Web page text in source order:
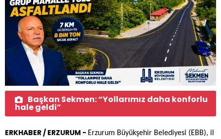
Başkan Sekmen: “Yollarımız daha konforlu
hale geldi”
ERKHABER / ERZURUM - Erzurum Büyükşehir Belediyesi (EBB), il